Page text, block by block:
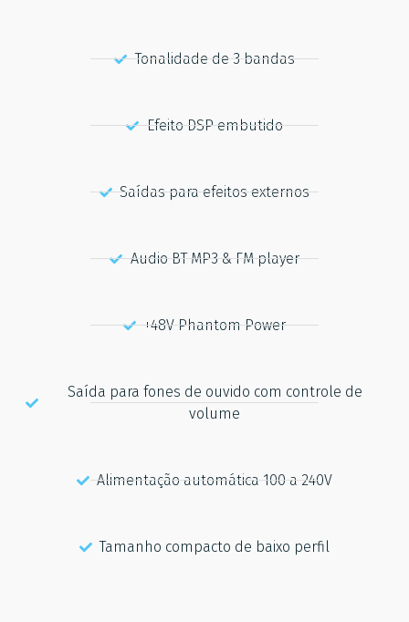
Tonalidade de 3 bandas
Efeito DSP embutido
Saídas para efeitos externos
Audio BT MP3 & FM player
+48V Phantom Power
Saída para fones de ouvido com controle de
volume
Alimentação automática 100 a 240V
Tamanho compacto de baixo perfil